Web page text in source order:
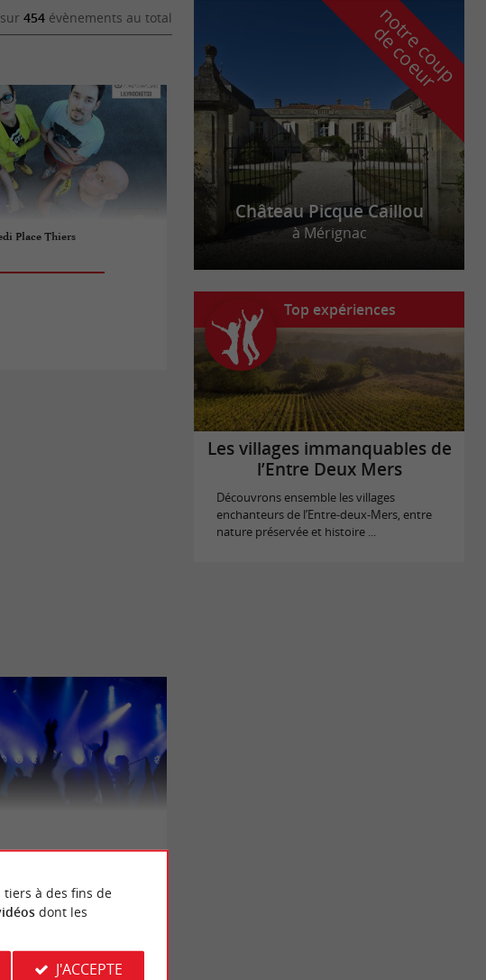
sur 454 évènements au total
Place Thiers
n
o
t
r
e
c
o
u
p
d
e
c
o
e
u
r
Château Picque Caillou
à Mérignac
Top expériences
Les villages immanquables de
l’Entre Deux Mers
Découvrons ensemble les villages
enchanteurs de l’Entre-deux-Mers, entre
nature préservée et histoire ...
à des fins de
dont les
J'ACCEPTE